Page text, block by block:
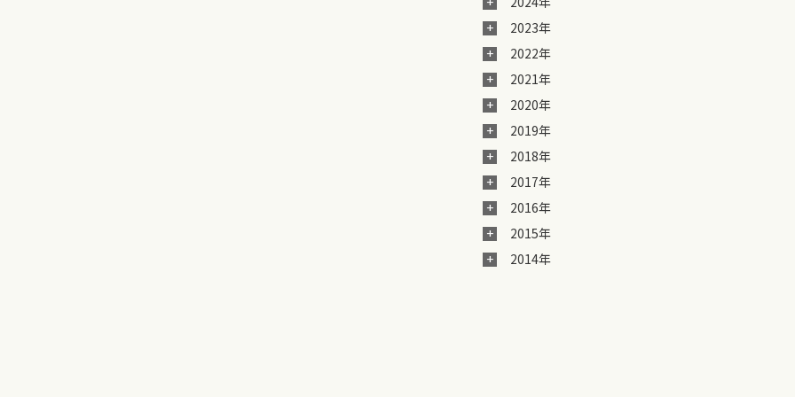
2023年
2022年
2021年
2020年
2019年
2018年
2017年
2016年
2015年
2014年